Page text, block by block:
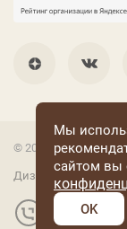
© 2001 Группа
Дизайн —RUSO
Разработка
Мы
сайтом вы
OK